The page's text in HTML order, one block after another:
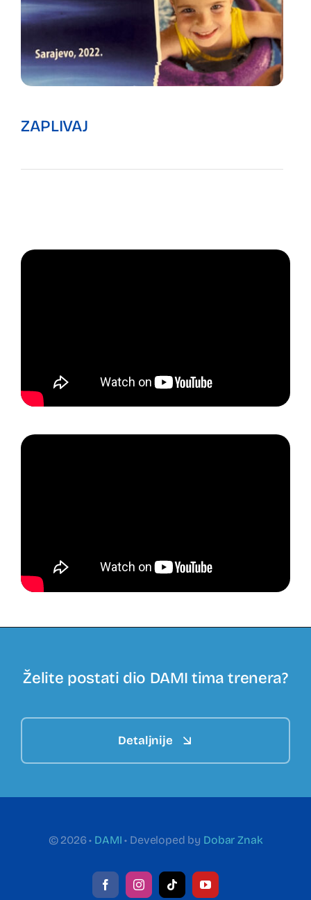
ZAPLIVAJ
Želite postati dio DAMI tima trenera?
Detaljnije
© 2026 • DAMI • Developed by Dobar Znak